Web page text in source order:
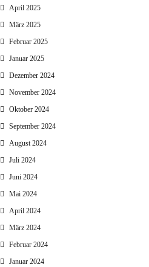
April 2025
März 2025
Februar 2025
Januar 2025
Dezember 2024
November 2024
Oktober 2024
September 2024
August 2024
Juli 2024
Juni 2024
Mai 2024
April 2024
März 2024
Februar 2024
Januar 2024